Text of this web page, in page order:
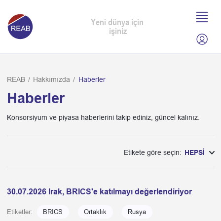
Yeni dünya için
işiniz
REAB / Hakkımızda / Haberler
Haberler
Konsorsiyum ve piyasa haberlerini takip ediniz, güncel kalınız.
Etikete göre seçin: HEPSİ
30.07.2026 Irak, BRICS'e katılmayı değerlendiriyor
Etiketler: BRICS Ortaklık Rusya